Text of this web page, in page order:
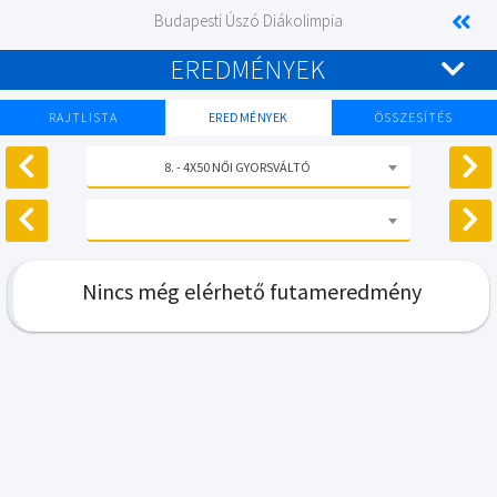
Budapesti Úszó Diákolimpia
EREDMÉNYEK
RAJTLISTA EREDMÉNYEK ÖSSZESÍTÉS
8. - 4X50 NŐI GYORSVÁLTÓ
Nincs még elérhető futameredmény